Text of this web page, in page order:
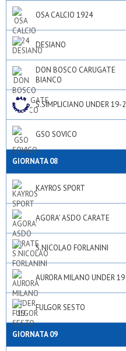
OSA CALCIO 1924
DESIANO
DON BOSCO CARUGATE
BIANCO
S.SIMPLICIANO UNDER 19-2
GSO SOVICO
GIORNATA 08
KAYROS SPORT
AGORA' ASDO CARATE
S.NICOLAO FORLANINI
AURORA MILANO UNDER 19
FULGOR SESTO
GIORNATA 09